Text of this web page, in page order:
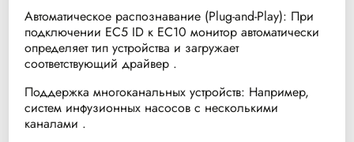
Автоматическое распознавание (Plug-and-Play): При
подключении EC5 ID к EC10 монитор автоматически
определяет тип устройства и загружает
соответствующий драйвер .
Поддержка многоканальных устройств: Например,
систем инфузионных насосов с несколькими
каналами .